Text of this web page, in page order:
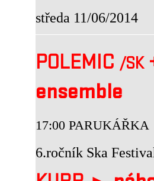
středa 11/06/2014
POLEMIC /SK
ensemble
17:00 PARUKÁŘKA
6.ročník Ska